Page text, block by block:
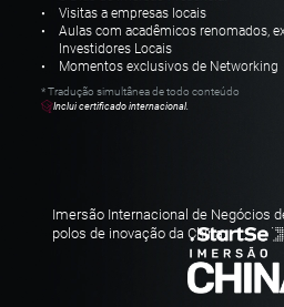
Visitas a empresas locais
Aulas com acadêmicos renomados,
Investidores Locais
Momentos exclusivos de Networking
* Tradução simultânea de todo conteúdo
Inclui certificado internacional.
Imersão Internacional de Negócios
polos de inovação da China.